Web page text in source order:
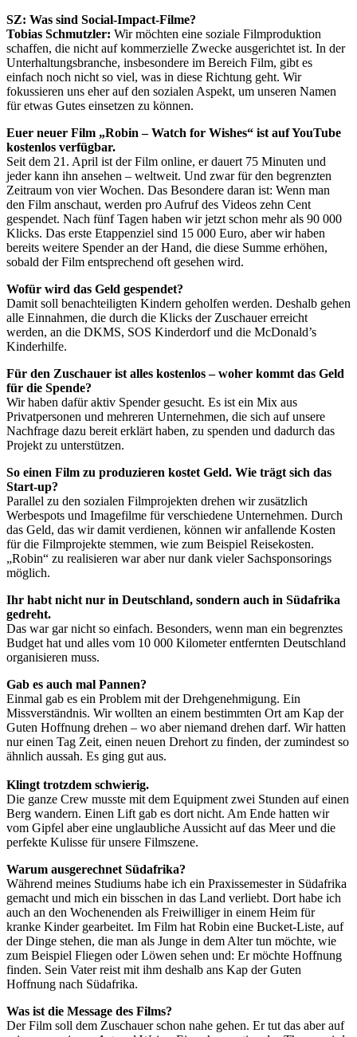
SZ: Was sind Social-Impact-Filme?
Tobias Schmutzler: Wir möchten eine soziale Filmproduktion
schaffen, die nicht auf kommerzielle Zwecke ausgerichtet ist. In der
Unterhaltungsbranche, insbesondere im Bereich Film, gibt es
einfach noch nicht so viel, was in diese Richtung geht. Wir
fokussieren uns eher auf den sozialen Aspekt, um unseren Namen
für etwas Gutes einsetzen zu können.
Euer neuer Film „Robin – Watch for Wishes“ ist auf YouTube
kostenlos verfügbar.
Seit dem 21. April ist der Film online, er dauert 75 Minuten und
jeder kann ihn ansehen – weltweit. Und zwar für den begrenzten
Zeitraum von vier Wochen. Das Besondere daran ist: Wenn man
den Film anschaut, werden pro Aufruf des Videos zehn Cent
gespendet. Nach fünf Tagen haben wir jetzt schon mehr als 90 000
Klicks. Das erste Etappenziel sind 15 000 Euro, aber wir haben
bereits weitere Spender an der Hand, die diese Summe erhöhen,
sobald der Film entsprechend oft gesehen wird.
Wofür wird das Geld gespendet?
Damit soll benachteiligten Kindern geholfen werden. Deshalb gehen
alle Einnahmen, die durch die Klicks der Zuschauer erreicht
werden, an die DKMS, SOS Kinderdorf und die McDonald’s
Kinderhilfe.
Für den Zuschauer ist alles kostenlos – woher kommt das Geld
für die Spende?
Wir haben dafür aktiv Spender gesucht. Es ist ein Mix aus
Privatpersonen und mehreren Unternehmen, die sich auf unsere
Nachfrage dazu bereit erklärt haben, zu spenden und dadurch das
Projekt zu unterstützen.
So einen Film zu produzieren kostet Geld. Wie trägt sich das
Start-up?
Parallel zu den sozialen Filmprojekten drehen wir zusätzlich
Werbespots und Imagefilme für verschiedene Unternehmen. Durch
das Geld, das wir damit verdienen, können wir anfallende Kosten
für die Filmprojekte stemmen, wie zum Beispiel Reisekosten.
„Robin“ zu realisieren war aber nur dank vieler Sachsponsorings
möglich.
Ihr habt nicht nur in Deutschland, sondern auch in Südafrika
gedreht.
Das war gar nicht so einfach. Besonders, wenn man ein begrenztes
Budget hat und alles vom 10 000 Kilometer entfernten Deutschland
organisieren muss.
Gab es auch mal Pannen?
Einmal gab es ein Problem mit der Drehgenehmigung. Ein
Missverständnis. Wir wollten an einem bestimmten Ort am Kap der
Guten Hoffnung drehen – wo aber niemand drehen darf. Wir hatten
nur einen Tag Zeit, einen neuen Drehort zu finden, der zumindest so
ähnlich aussah. Es ging gut aus.
Klingt trotzdem schwierig.
Die ganze Crew musste mit dem Equipment zwei Stunden auf einen
Berg wandern. Einen Lift gab es dort nicht. Am Ende hatten wir
vom Gipfel aber eine unglaubliche Aussicht auf das Meer und die
perfekte Kulisse für unsere Filmszene.
Warum ausgerechnet Südafrika?
Während meines Studiums habe ich ein Praxissemester in Südafrika
gemacht und mich ein bisschen in das Land verliebt. Dort habe ich
auch an den Wochenenden als Freiwilliger in einem Heim für
kranke Kinder gearbeitet. Im Film hat Robin eine Bucket-Liste, auf
der Dinge stehen, die man als Junge in dem Alter tun möchte, wie
zum Beispiel Fliegen oder Löwen sehen und: Er möchte Hoffnung
finden. Sein Vater reist mit ihm deshalb ans Kap der Guten
Hoffnung nach Südafrika.
Was ist die Message des Films?
Der Film soll dem Zuschauer schon nahe gehen. Er tut das aber auf